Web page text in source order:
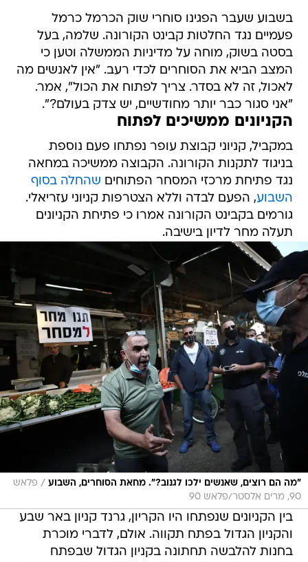
בשבוע שעבר הפגינו סוחרי שוק הכרמל כרמל
פעמיים נגד החלטות קבינט הקורונה. שלמה, בעל
בסטה בשוק, מוחה על מדיניות הממשלה וטען כי
המצב הביא את הסוחרים לכדי רעב. "אין לאנשים מה
לאכול, זה לא בסדר. צריך לפתוח את הכול", אמר.
"אני סגור כבר יותר מחודשיים, יש צדק בעולם?".
הקניונים ממשיכים לפתוח
במקביל, קניוני קבוצת עופר נפתחו פעם נוספת
בניגוד לתקנות הקורונה. הקבוצה ממשיכה במחאה
נגד פתיחת מרכזי המסחר הפתוחים שהחלה בסוף
השבוע, הפעם לבדה וללא הצטרפות קניוני עזריאלי.
גורמים בקבינט הקורונה אמרו כי פתיחת הקניונים
תעלה מחר לדיון בישיבה.
"מה הם רוצים, שאנשים ילכו לגנוב?". מחאת הסוחרים, השבוע / פלאש
90, מרים אלסטר/פלאש 90
בין הקניונים שנפתחו היו הקריון, גרנד קניון באר שבע
והקניון הגדול בפתח תקווה. אולם, לדברי מוכרת
בחנות להלבשה תחתונה בקניון הגדול שבפתח